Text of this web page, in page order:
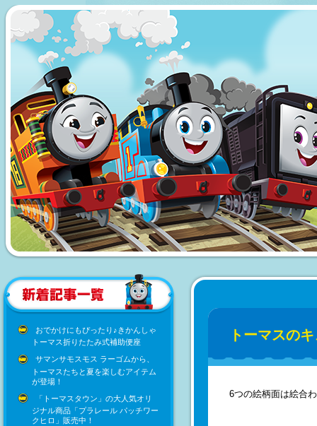
おでかけにもぴったり♪きかんしゃ
トーマス折りたたみ式補助便座
サマンサモスモス ラーゴムから、
トーマスたちと夏を楽しむアイテム
が登場！
「トーマスタウン」の大人気オリ
ジナル商品「プラレール パッチワー
クヒロ」販売中！
トーマスの
6つの絵柄面は絵合